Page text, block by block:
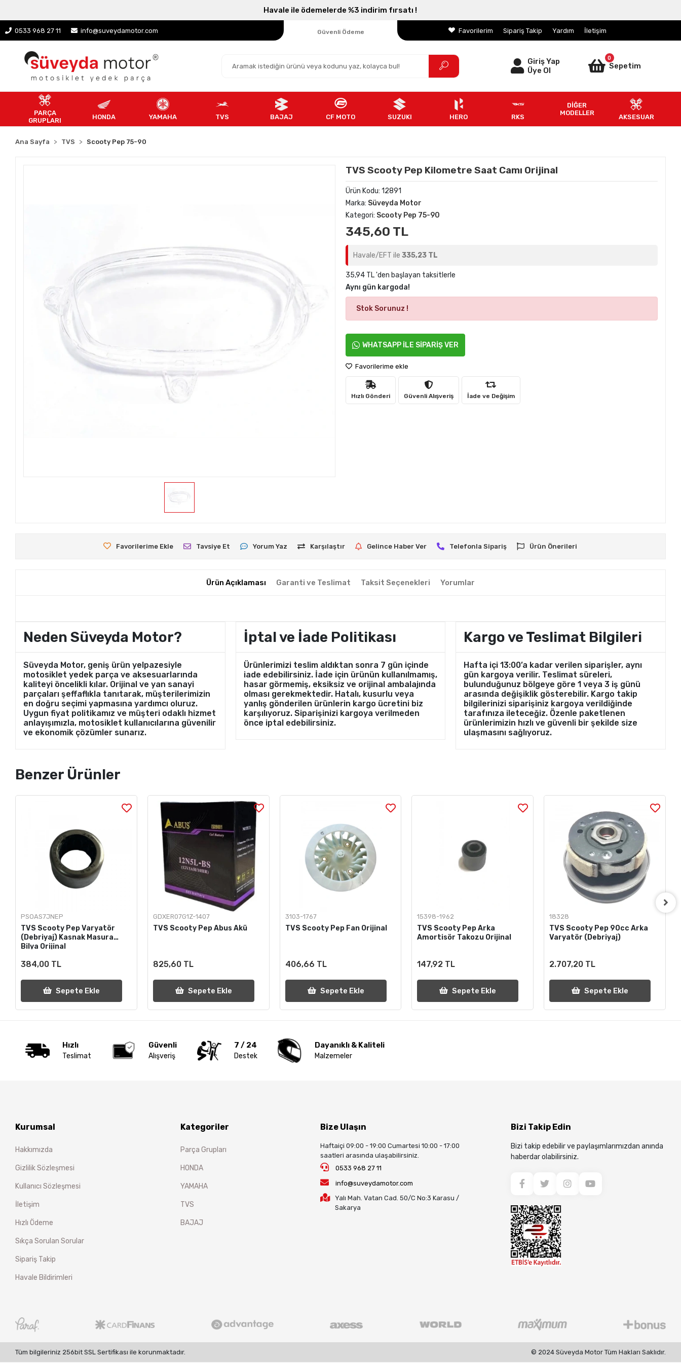
Havale ile ödemelerde %3 indirim fırsatı !
0533 968 27 11 info@suveydamotor.com
Parçanızın Online Adresi
Güvenli Ödeme
Favorilerim Sipariş Takip Yardım İletişim
Giriş Yap
Üye Ol
0
Sepetim
PARÇA
GRUPLARI
HONDA YAMAHA TVS BAJAJ CF MOTO SUZUKI HERO RKS
DİĞER
MODELLER
AKSESUAR
Ana Sayfa TVS Scooty Pep 75-90
TVS Scooty Pep Kilometre Saat Camı Orijinal
Ürün Kodu: 12891
Marka: Süveyda Motor
Kategori: Scooty Pep 75-90
345,60 TL
Havale/EFT ile 335,23 TL
35,94 TL 'den başlayan taksitlerle
Aynı gün kargoda!
Stok Sorunuz !
WHATSAPP İLE SİPARİŞ VER
Favorilerime ekle
Hızlı Gönderi Güvenli Alışveriş İade ve Değişim
Favorilerime Ekle Tavsiye Et Yorum Yaz Karşılaştır Gelince Haber Ver Telefonla Sipariş Ürün Önerileri
Ürün Açıklaması Garanti ve Teslimat Taksit Seçenekleri Yorumlar
Neden Süveyda Motor?
Süveyda Motor, geniş ürün yelpazesiyle
motosiklet yedek parça ve aksesuarlarında
kaliteyi öncelikli kılar. Orijinal ve yan sanayi
parçaları şeffaflıkla tanıtarak, müşterilerimizin
en doğru seçimi yapmasına yardımcı oluruz.
Uygun fiyat politikamız ve müşteri odaklı hizmet
anlayışımızla, motosiklet kullanıcılarına güvenilir
ve ekonomik çözümler sunarız.
İptal ve İade Politikası
Ürünlerimizi teslim aldıktan sonra 7 gün içinde
iade edebilirsiniz. İade için ürünün kullanılmamış,
hasar görmemiş, eksiksiz ve orijinal ambalajında
olması gerekmektedir. Hatalı, kusurlu veya
yanlış gönderilen ürünlerin kargo ücretini biz
karşılıyoruz. Siparişinizi kargoya verilmeden
önce iptal edebilirsiniz.
Kargo ve Teslimat Bilgileri
Hafta içi 13:00’a kadar verilen siparişler, aynı
gün kargoya verilir. Teslimat süreleri,
bulunduğunuz bölgeye göre 1 veya 3 iş günü
arasında değişiklik gösterebilir. Kargo takip
bilgilerinizi siparişiniz kargoya verildiğinde
tarafınıza ileteceğiz. Özenle paketlenen
ürünlerimizin hızlı ve güvenli bir şekilde size
ulaşmasını sağlıyoruz.
Benzer Ürünler
PSOAS7JNEP
TVS Scooty Pep Varyatör
(Debriyaj) Kasnak Masura
Bilya Orijinal
384,00 TL
Sepete Ekle
GDXER07G1Z-1407
TVS Scooty Pep Abus Akü
825,60 TL
Sepete Ekle
3103-1767
TVS Scooty Pep Fan Orijinal
406,66 TL
Sepete Ekle
15398-1962
TVS Scooty Pep Arka
Amortisör Takozu Orijinal
147,92 TL
Sepete Ekle
18328
TVS Scooty Pep 90cc Arka
Varyatör (Debriyaj)
2.707,20 TL
Sepete Ekle
Hızlı
Teslimat
Güvenli
Alışveriş
7 / 24
Destek
Dayanıklı & Kaliteli
Malzemeler
Kurumsal
Hakkımızda
Gizlilik Sözleşmesi
Kullanıcı Sözleşmesi
İletişim
Hızlı Ödeme
Sıkça Sorulan Sorular
Sipariş Takip
Havale Bildirimleri
Kategoriler
Parça Grupları
HONDA
YAMAHA
TVS
BAJAJ
Bize Ulaşın
Haftaiçi 09:00 - 19:00 Cumartesi 10:00 - 17:00
saatleri arasında ulaşabilirsiniz.
0533 968 27 11
info@suveydamotor.com
Yalı Mah. Vatan Cad. 50/C No:3 Karasu /
Sakarya
Bizi Takip Edin
Bizi takip edebilir ve paylaşımlarımızdan anında
haberdar olabilirsiniz.
Tüm bilgileriniz 256bit SSL Sertifikası ile korunmaktadır. © 2024 Süveyda Motor Tüm Hakları Saklıdır.